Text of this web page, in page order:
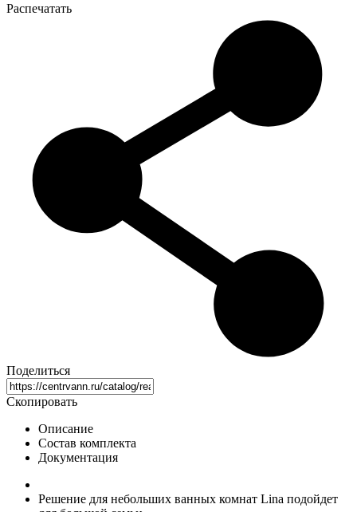
Распечатать
Поделиться
Скопировать
Описание
Состав комплекта
Документация
Решение для небольших ванных комнат Lina подойдет